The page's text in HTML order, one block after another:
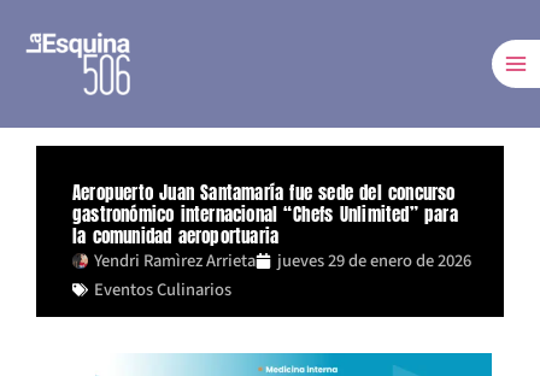
Aeropuerto Juan Santamaría fue sede del concurso
gastronómico internacional “Chefs Unlimited” para
la comunidad aeroportuaria
Yendri Ramìrez Arrieta
jueves 29 de enero de 2026
Eventos Culinarios